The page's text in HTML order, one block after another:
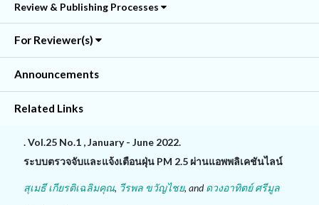
Review & Publishing Processes
For Reviewer(s)
Announcements
Related Links
. Vol.25 No.1 , January - June 2022.
ระบบตรวจจับและแจ้งเตือนฝุ่น PM 2.5 ผ่านแอพพลิเคชันไลน์
สุเมธี เกียรติเฉลิมคุณ, วีรพล ขวัญไชย, andดวงอาทิตย์ ศรีมูล